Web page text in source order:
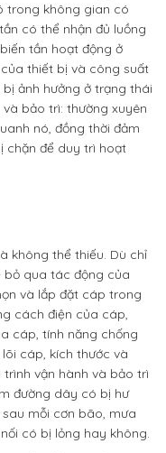
trong không gian có
có thể nhận đủ luồng
tần hoạt động ở
thiết bị và công suất
ảnh hưởng ở trạng thái
bảo trì: thường xuyên
nó, đồng thời đảm
chặn để duy trì hoạt
không thể thiếu. Dù chỉ
bỏ qua tác động của
và lắp đặt cáp trong
cách điện của cáp,
cáp, tính năng chống
cáp, kích thước và
vận hành và bảo trì
đường dây có bị hư
mỗi cơn bão, mưa
có bị lỏng hay không.